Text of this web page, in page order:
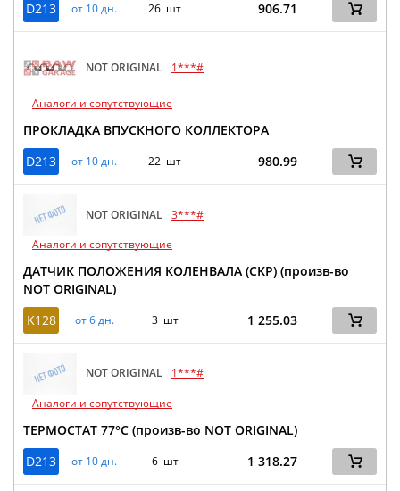
D213
от 10 дн. 26 шт 906.71
NOT ORIGINAL 1***#
Аналоги и сопутствующие
ПРОКЛАДКА ВПУСКНОГО КОЛЛЕКТОРА
D213
от 10 дн. 22 шт 980.99
NOT ORIGINAL 3***#
Аналоги и сопутствующие
ДАТЧИК ПОЛОЖЕНИЯ КОЛЕНВАЛА (CKP) (произв-во
NOT ORIGINAL)
K128
от 6 дн. 3 шт 1 255.03
NOT ORIGINAL
1***#
Аналоги и сопутствующие
ТЕРМОСТАТ 77°C (произв-во NOT ORIGINAL)
D213
от 10 дн. 6 шт 1 318.27